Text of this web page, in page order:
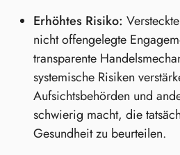
Erhöhtes Risiko:
nicht offengelegte
transparente
systemische Risiken
Aufsichtsbehörden und
schwierig macht, die
Gesundheit zu beurteilen.